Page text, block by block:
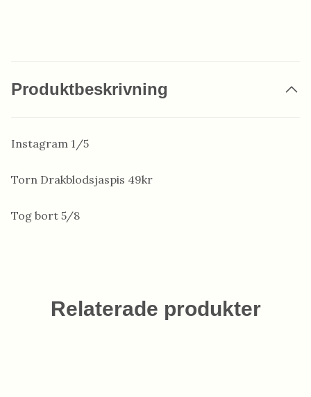
Produktbeskrivning
Instagram 1/5
Torn Drakblodsjaspis 49kr
Tog bort 5/8
Relaterade produkter